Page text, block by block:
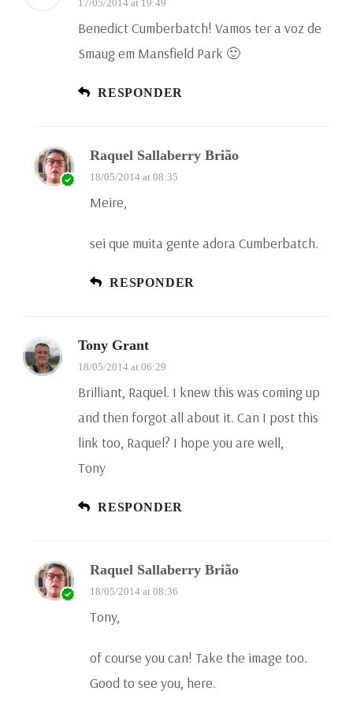
17/05/2014 at 19:49
Benedict Cumberbatch! Vamos ter a voz de
Smaug em Mansfield Park 🙂
RESPONDER
Raquel Sallaberry Brião
18/05/2014 at 08:35
Meire,
sei que muita gente adora Cumberbatch.
RESPONDER
Tony Grant
18/05/2014 at 06:29
Brilliant, Raquel. I knew this was coming up
and then forgot all about it. Can I post this
link too, Raquel? I hope you are well,
Tony
RESPONDER
Raquel Sallaberry Brião
18/05/2014 at 08:36
Tony,
of course you can! Take the image too.
Good to see you, here.